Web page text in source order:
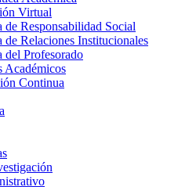
Virtual
Responsabilidad Social
Relaciones Institucionales
del Profesorado
Académicos
Continua